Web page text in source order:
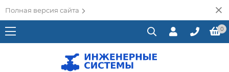
Полная версия сайта
0